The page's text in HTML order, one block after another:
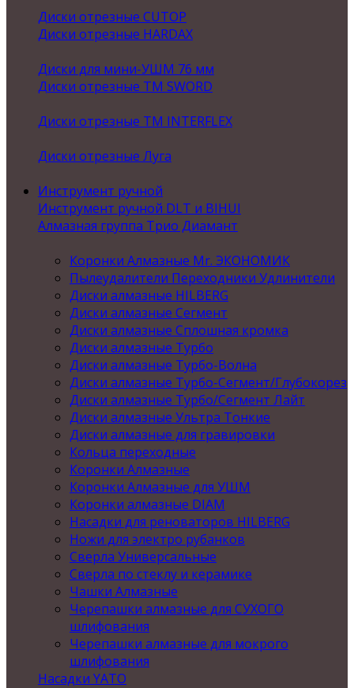
Диски отрезные CUTOP
Диски отрезные HARDAX
Диски для мини-УШМ 76 мм
Диски отрезные ТМ SWORD
Диски отрезные ТМ INTERFLEX
Диски отрезные Луга
Инструмент ручной
Инструмент ручной DLT и BIHUI
Алмазная группа Трио Диамант
Коронки Алмазные Mr. ЭКОНОМИК
Пылеудалители Переходники Удлинители
Диски алмазные HILBERG
Диски алмазные Сегмент
Диски алмазные Сплошная кромка
Диски алмазные Турбо
Диски алмазные Турбо-Волна
Диски алмазные Турбо-Сегмент/Глубокорез
Диски алмазные Турбо/Сегмент Лайт
Диски алмазные Ультра Тонкие
Диски алмазные для гравировки
Кольца переходные
Коронки Алмазные
Коронки Алмазные для УШМ
Коронки алмазные DIAM
Насадки для реноваторов HILBERG
Ножи для электро рубанков
Сверла Универсальные
Сверла по стеклу и керамике
Чашки Алмазные
Черепашки алмазные для СУХОГО
шлифования
Черепашки алмазные для мокрого
шлифования
Насадки YATO